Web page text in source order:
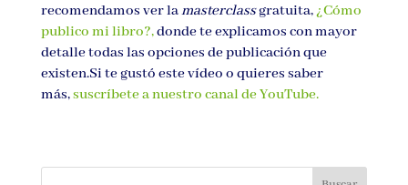
recomendamos ver lamasterclassgratuita,¿Cómo
publico mi libro?,donde te explicamos con mayor
detalle todas las opciones de publicación que
existen.Si te gustó este vídeo o quieres saber
más,suscríbete a nuestro canal de YouTube.